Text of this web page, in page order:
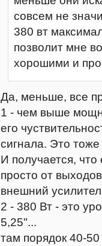
совсем не
380 вт
позволит мне
хорошими и
Да, меньше, все
1 - чем выше
его
сигнала. Это
И получается,
просто от
внешний
2 - 380 Вт - это
5,25"...
там порядок 40-